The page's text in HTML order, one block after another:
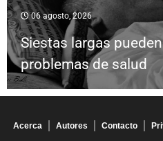
06 agosto, 2026
Siestas largas
problemas de salud
Acerca Autores Contacto